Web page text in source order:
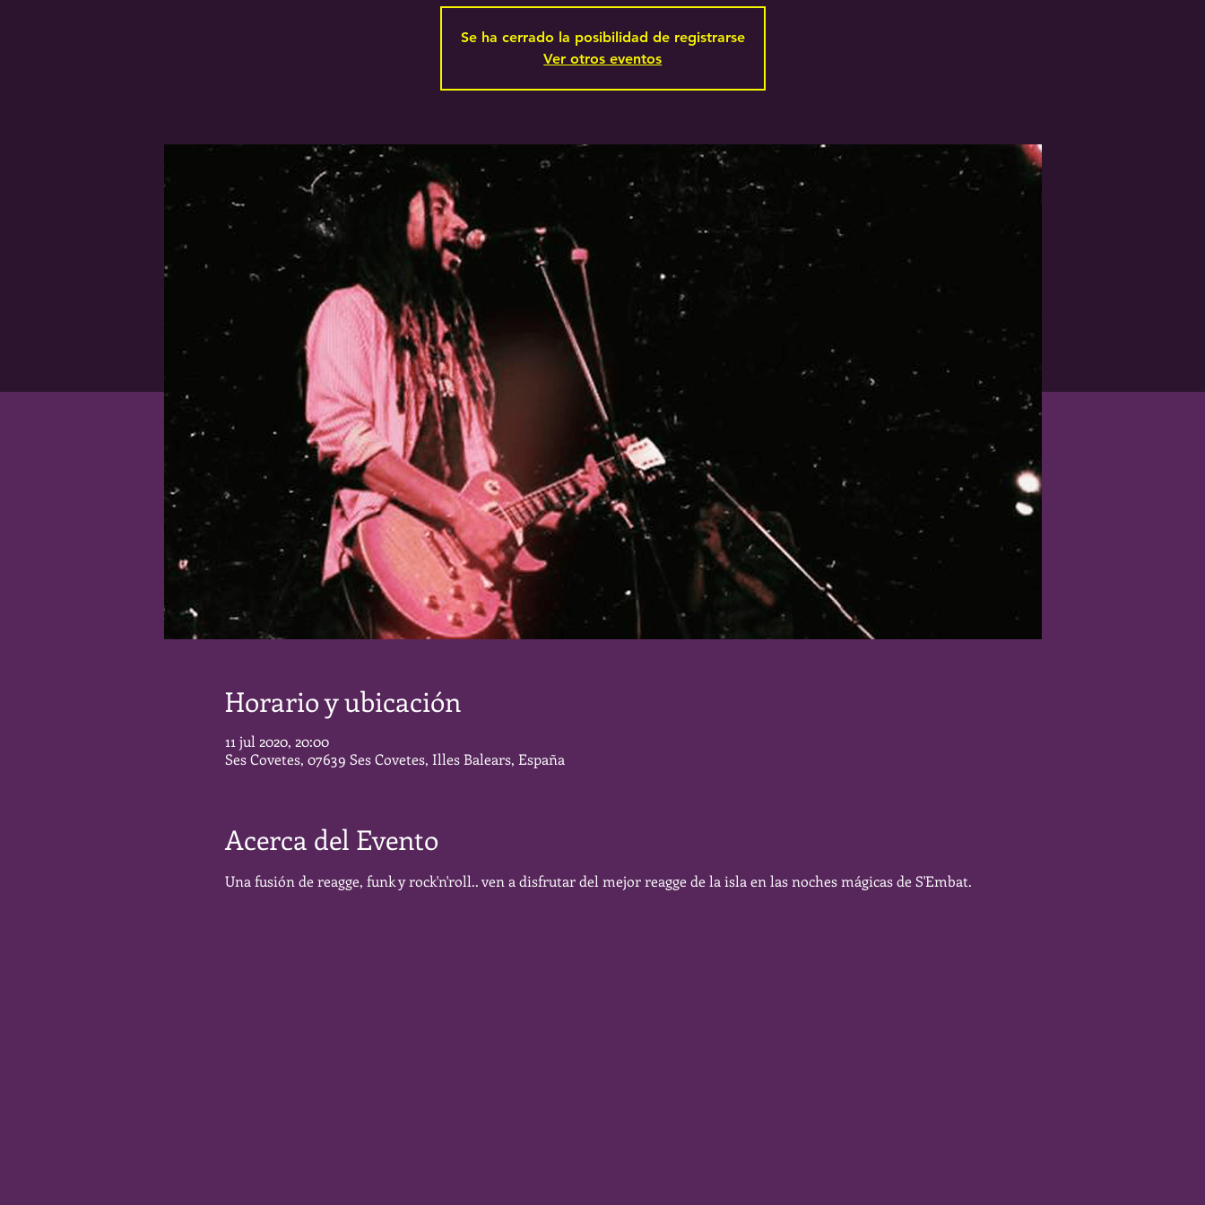
Se ha cerrado la posibilidad de registrarse
Ver otros eventos
Horario y ubicación
11 jul 2020, 20:00
Ses Covetes, 07639 Ses Covetes, Illes Balears, España
Acerca del Evento
Una fusión de reagge, funk y rock'n'roll.. ven a disfrutar del mejor reagge de la isla en las noches mágicas de S'Embat.